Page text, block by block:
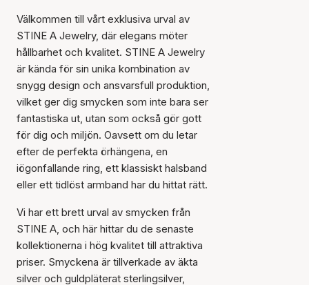
Välkommen till vårt exklusiva urval av
STINE A Jewelry, där elegans möter
hållbarhet och kvalitet. STINE A Jewelry
är kända för sin unika kombination av
snygg design och ansvarsfull produktion,
vilket ger dig smycken som inte bara ser
fantastiska ut, utan som också gör gott
för dig och miljön. Oavsett om du letar
efter de perfekta örhängena, en
iögonfallande ring, ett klassiskt halsband
eller ett tidlöst armband har du hittat rätt.
Vi har ett brett urval av smycken från
STINE A, och här hittar du de senaste
kollektionerna i hög kvalitet till attraktiva
priser. Smyckena är tillverkade av äkta
silver och guldpläterat sterlingsilver,